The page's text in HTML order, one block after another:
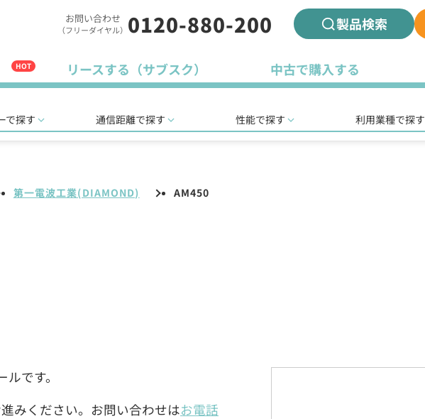
お問い合わせ
（フリーダイヤル） 0120-880-200 製品検索
HOT リースする（サブスク） 中古で購入する
で探す 通信距離で探す 性能で探す 利用業種で探す
第一電波工業(DIAMOND) AM450
です。
みください。お問い合わせはお電話